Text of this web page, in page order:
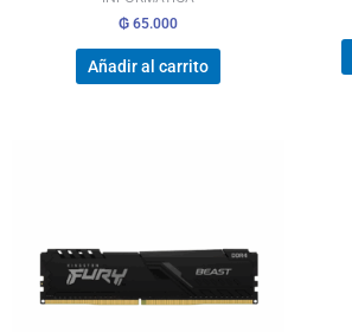
₲ 65.000
Añadir al carrito